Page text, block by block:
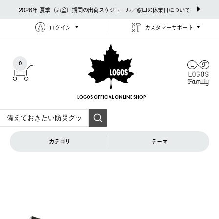
2026年 夏季（お盆）期間の出荷スケジュール／窓口の休業日について
ログイン カスタマーサポート
0
LOGOS OFFICIAL ONLINE SHOP
カテゴリ テーマ